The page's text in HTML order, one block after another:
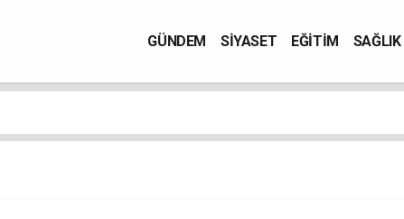
GÜNDEM SİYASET EĞİTİM SAĞLIK